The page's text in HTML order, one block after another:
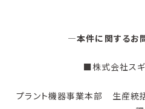
―本件に関するお
■株式会社ス
プラント機器事業本部 生産